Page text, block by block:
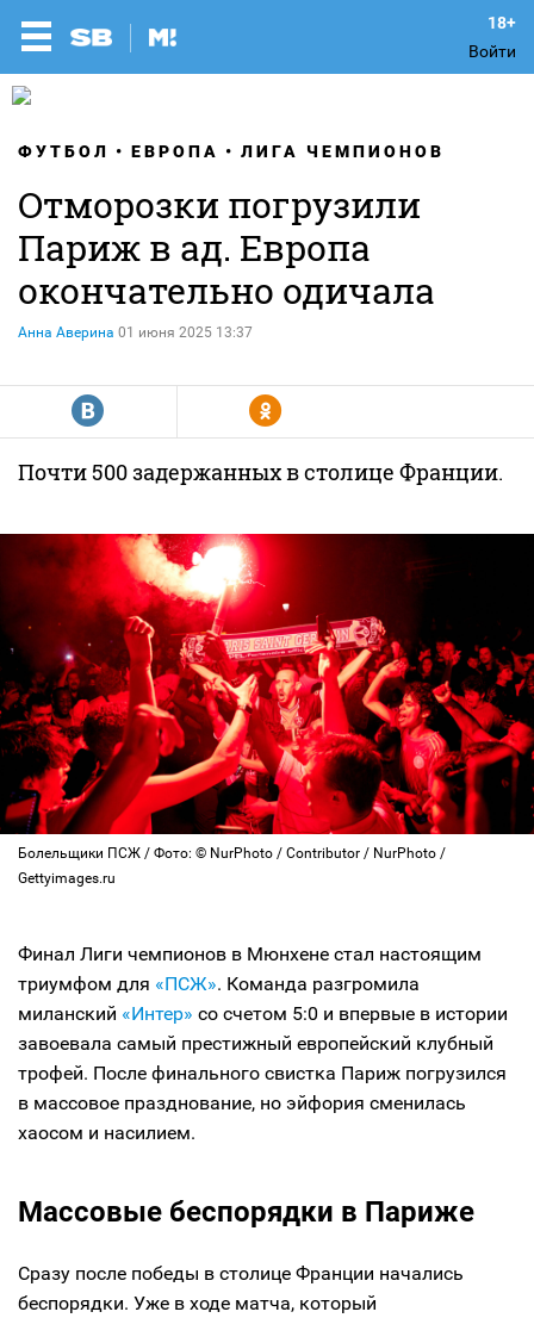
Войти
ФУТБОЛ ЕВРОПА ЛИГА ЧЕМПИОНОВ
Отморозки погрузили
Париж в ад. Европа
окончательно одичала
Анна Аверина 01 июня 2025 13:37
R Y
Почти 500 задержанных в столице Франции.
Болельщики ПСЖ / Фото: © NurPhoto / Contributor / NurPhoto /
Gettyimages.ru
Финал Лиги чемпионов в Мюнхене стал настоящим
триумфом для «ПСЖ». Команда разгромила
миланский «Интер» со счетом 5:0 и впервые в истории
завоевала самый престижный европейский клубный
трофей. После финального свистка Париж погрузился
в массовое празднование, но эйфория сменилась
хаосом и насилием.
Массовые беспорядки в Париже
Сразу после победы в столице Франции начались
беспорядки. Уже в ходе матча, который